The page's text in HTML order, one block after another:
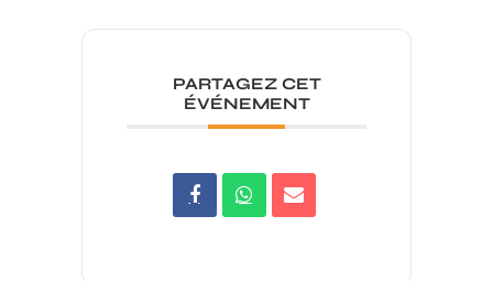
PARTAGEZ CET
ÉVÉNEMENT